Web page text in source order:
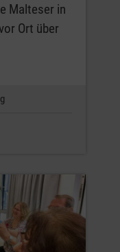
Malteser in
Ort über